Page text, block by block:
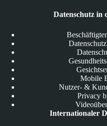
Datenschutz in
Mobile
Nutzer- &
Privacy
Internationaler